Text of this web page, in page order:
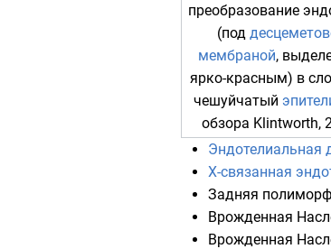
преобразование
(под
мембраной,
ярко-красным) в
чешуйчатый
обзора Klintworth,
Эндотелиальная
X-связанная
Задняя
Врожденная
Врожденная